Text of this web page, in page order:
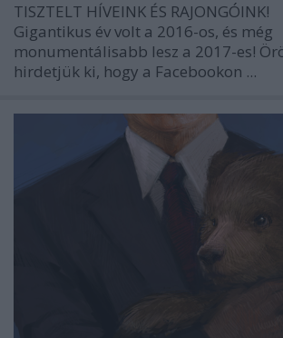
TISZTELT HÍVEINK ÉS RAJONGÓINK!
Gigantikus év volt a 2016-os, és még
monumentálisabb lesz a 2017-es!
hirdetjük ki, hogy a Facebookon ...